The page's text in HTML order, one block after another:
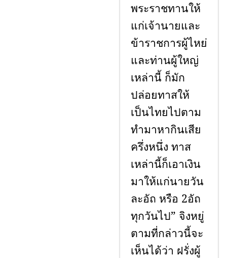
พระราชทานให้
แก่เจ้านายและ
ข้าราชการผู้ไหย่
และท่านผู้ใหญ่
เหล่านี้ ก็มัก
ปล่อยทาสให้
เป็นไทยไปตาม
ทำมาหากินเสีย
ครึ่งหนึ่ง ทาส
เหล่านี้ก็เอาเงิน
มาให้แก่นายวัน
ละอัถ หรือ 2อัถ
ทุกวันไป” จิงหยู่
ตามที่กล่าวนี้จะ
เห็นได้ว่า ฝรั่งผู้